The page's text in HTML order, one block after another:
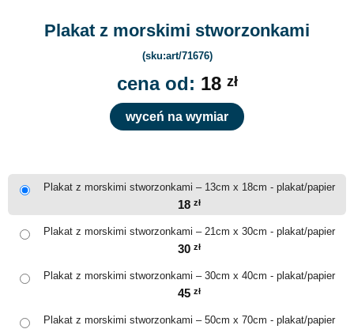
Plakat z morskimi stworzonkami
(sku:art/71676)
cena od: 18 zł
wyceń na wymiar
Plakat z morskimi stworzonkami – 13cm x 18cm - plakat/papier
18 zł
Plakat z morskimi stworzonkami – 21cm x 30cm - plakat/papier
30 zł
Plakat z morskimi stworzonkami – 30cm x 40cm - plakat/papier
45 zł
Plakat z morskimi stworzonkami – 50cm x 70cm - plakat/papier